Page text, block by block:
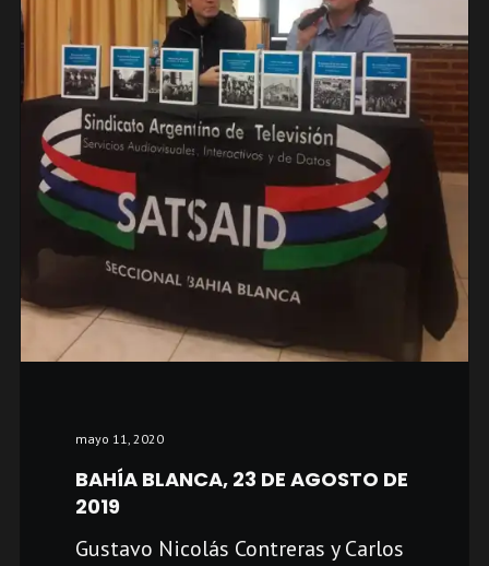
mayo 11, 2020
BAHÍA BLANCA, 23 DE AGOSTO DE
2019
Gustavo Nicolás Contreras y Carlos